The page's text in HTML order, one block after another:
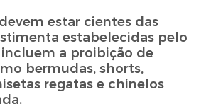
estar cientes das
estabelecidas pelo
incluem a proibição de
bermudas, shorts,
regatas e chinelos